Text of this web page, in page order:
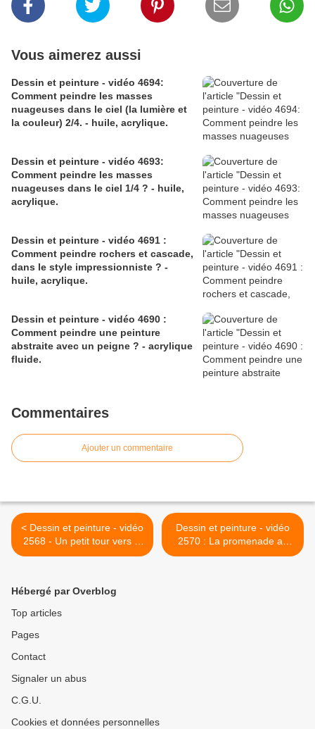
Vous aimerez aussi
Dessin et peinture - vidéo 4694:
Comment peindre les masses
nuageuses dans le ciel (la lumière et
la couleur) 2/4. - huile, acrylique.
Dessin et peinture - vidéo 4693:
Comment peindre les masses
nuageuses dans le ciel 1/4 ? - huile,
acrylique.
Dessin et peinture - vidéo 4691 :
Comment peindre rochers et cascade,
dans le style impressionniste ? -
huile, acrylique.
Dessin et peinture - vidéo 4690 :
Comment peindre une peinture
abstraite avec un peigne ? - acrylique
fluide.
Commentaires
Ajouter un commentaire
< Dessin et peinture - vidéo
2568 - Un petit tour vers la
peinture fluide avec le
Dessin et peinture - vidéo
2570 : La promenade au
bord de la rivière 1/8 et 2/8
Hébergé par Overblog
Top articles
Pages
Contact
Signaler un abus
C.G.U.
Cookies et données personnelles